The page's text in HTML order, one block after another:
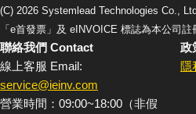
(C) 2026 Systemlead Technologies Co.,
「e首發票」及 eINVOICE 標誌為本公司註
聯絡我們 Contact
線上客服 Email:
service@ieinv.com
營業時間：09:00~18:00（非假
政
隱